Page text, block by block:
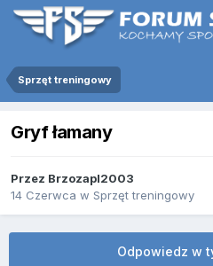
Sprzęt treningowy
Gryf łamany
Przez Brzozapl2003
14 Czerwca w Sprzęt treningowy
Odpowiedz w